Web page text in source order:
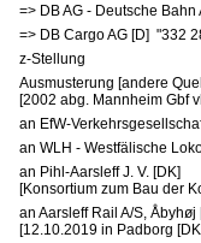
=> DB AG - Deutsche
=> DB Cargo AG [D] "332
z-Stellung
Ausmusterung [andere
[2002 abg. Mannheim Gbf
an EfW-
an WLH - Westfälische
an Pihl-Aarsleff J. V. [DK]
[Konsortium zum Bau der
an Aarsleff Rail A/S,
[12.10.2019 in Padborg